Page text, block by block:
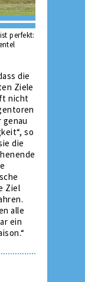
perfekt:
die
Ziele
nicht
so
die
Ziel
alle
ein